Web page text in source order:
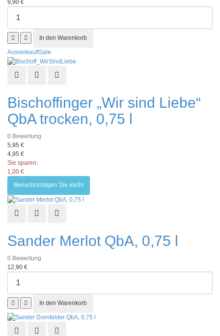
9,90 €
AusverkauftSale
SchnellansichtZur Wunschliste hinzufügen
Bischoffinger „Wir sind Liebe“
QbA trocken, 0,75 l
0 Bewertung
5,95 €
4,95 €
Sie sparen:
1,00 €
Benachrichtigen Sie mich!
SchnellansichtZur Wunschliste hinzufügen
Sander Merlot QbA, 0,75 l
0 Bewertung
12,90 €
SchnellansichtZur Wunschliste hinzufügen